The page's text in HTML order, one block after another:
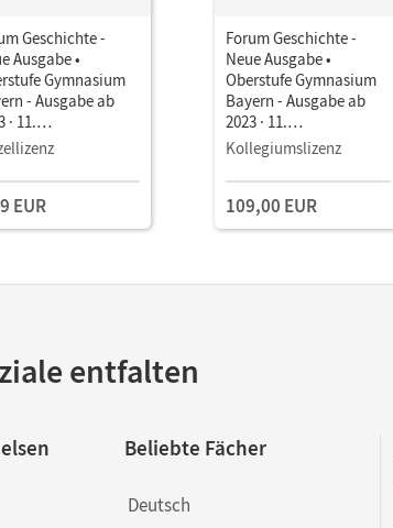
Geschichte -
Ausgabe •
Gymnasium
- Ausgabe ab
· 11.
•
EUR
Forum Geschichte -
Neue Ausgabe •
Oberstufe Gymnasium
Bayern - Ausgabe ab
2023 · 11.
Jahrgangsstufe •
Unterrichtsmanager E-
Book mit
Lehrkräftematerialien
und Planungstools
Kollegiumslizenz
109,00 EUR
entfalten
Beliebte Fächer
Deutsch